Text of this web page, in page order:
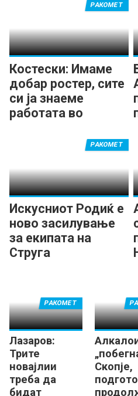
Костески: Имаме
добар ростер, сите
си ја знаеме
работата во
РАКОМЕТ
Искусниот Родиќ е
ново засилување
за екипата на
Струга
РАКОМЕТ
Лазаров:
Трите
новајлии
треба да
бидат
РАКОМЕТ
Скопје,